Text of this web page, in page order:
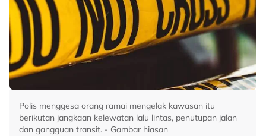
Polis menggesa orang ramai mengelak kawasan itu
berikutan jangkaan kelewatan lalu lintas, penutupan jalan
dan gangguan transit. - Gambar hiasan